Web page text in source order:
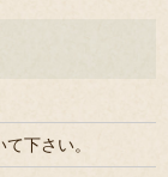
下さい。